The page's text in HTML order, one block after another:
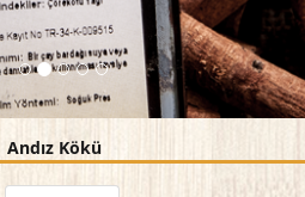
Andız Kökü